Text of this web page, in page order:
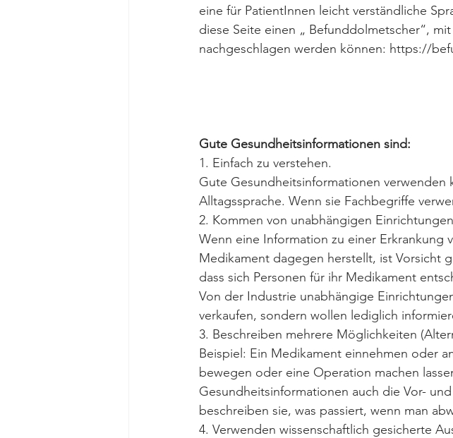
eine für PatientInnen leicht verständliche
diese Seite einen „ Befunddolmetscher“,
nachgeschlagen werden können: https://
Gute Gesundheitsinformationen sind:
1. Einfach zu verstehen.
Gute Gesundheitsinformationen verwenden
Alltagssprache. Wenn sie Fachbegriffe
2. Kommen von unabhängigen
Wenn eine Information zu einer Erkrankung
Medikament dagegen herstellt, ist Vorsicht
dass sich Personen für ihr Medikament
Von der Industrie unabhängige
verkaufen, sondern wollen lediglich
3. Beschreiben mehrere Möglichkeiten
Beispiel: Ein Medikament einnehmen oder
bewegen oder eine Operation machen
Gesundheitsinformationen auch die Vor-
beschreiben sie, was passiert, wenn man
4. Verwenden wissenschaftlich gesicherte